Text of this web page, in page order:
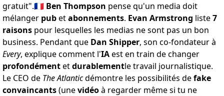
gratuit".🇫🇷 Ben Thompson pense qu'un media doit
mélanger pubetabonnements. Evan Armstrong liste7
raisons pour lesquelles les medias ne sont pas un bon
business. Pendant que Dan Shipper, son co-fondateur à
Every, explique comment l'IAest en train de changer
profondémentetdurablementle travail journalistique.
Le CEO de The Atlanticdémontre les possibilités defake
convaincants(unevidéoà regarder même si tu ne